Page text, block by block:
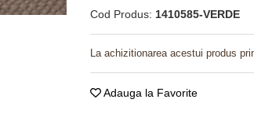
Cod Produs: 1410585-VERDE
La achizitionarea acestui produs
Adauga la Favorite